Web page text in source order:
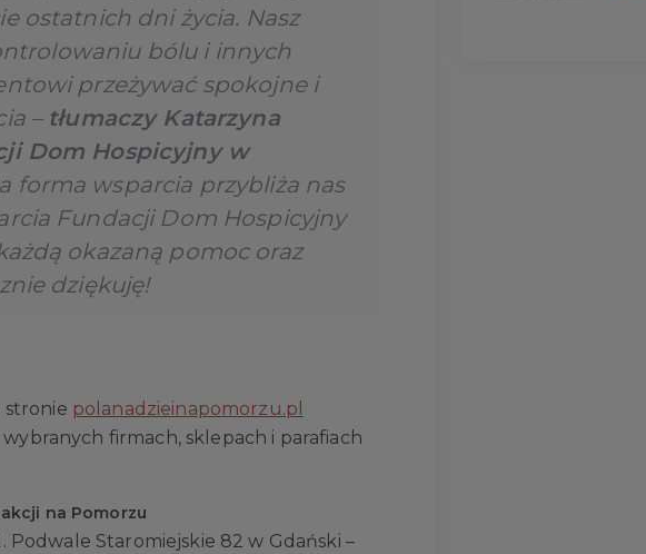
ostatnich dni życia. Nasz
bólu i innych
przeżywać spokojne i
– tłumaczy Katarzyna
Dom Hospicyjny w
forma wsparcia przybliża nas
Fundacji Dom Hospicyjny
okazaną pomoc oraz
dziękuję!
stronie polanadzieinapomorzu.pl
firmach, sklepach i parafiach
na Pomorzu
Podwale Staromiejskie 82 w Gdański –